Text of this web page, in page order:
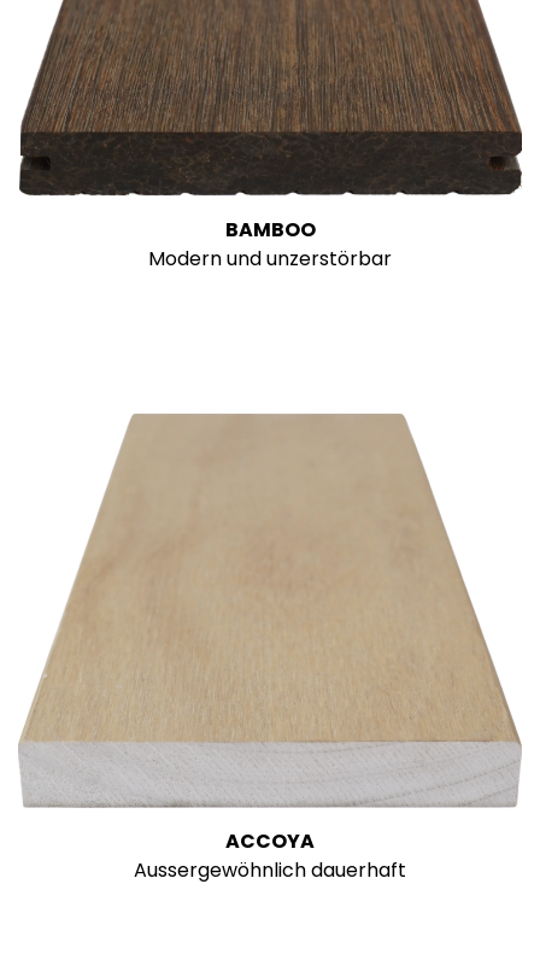
BAMBOO
Modern und unzerstörbar
ACCOYA
Aussergewöhnlich dauerhaft